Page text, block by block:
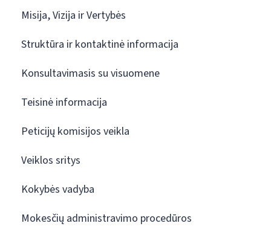
Misija, Vizija ir Vertybės
Struktūra ir kontaktinė informacija
Konsultavimasis su visuomene
Teisinė informacija
Peticijų komisijos veikla
Veiklos sritys
Kokybės vadyba
Mokesčių administravimo procedūros